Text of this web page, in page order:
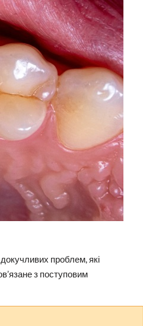
докучливих проблем, які
з поступовим